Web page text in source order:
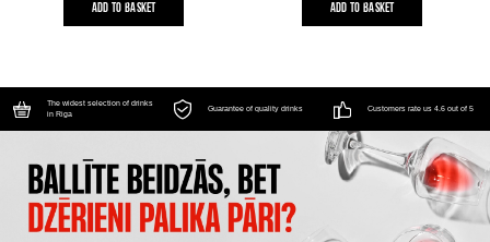
ADD TO BASKET ADD TO BASKET
The widest selection of drinks
in Riga
Guarantee of quality drinks Customers rate us 4.6 out of 5